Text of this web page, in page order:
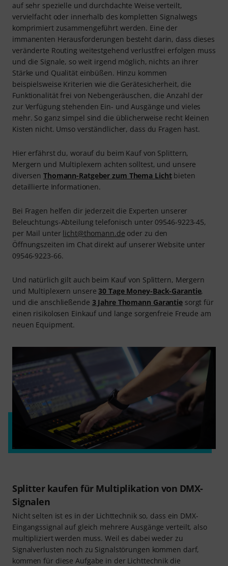
auf sehr spezielle und durchdachte Weise verteilt,
vervielfacht oder innerhalb des kompletten Signalwegs
komprimiert zusammengeführt werden. Eine der
immanenten Herausforderungen besteht darin, dass dieses
veränderte Routing weitestgehend verlustfrei erfolgen muss
und die Signale, so weit irgend möglich, nichts an ihrer
Stärke und Qualität einbüßen. Hinzu kommen
beispielsweise Kriterien wie die Gerätesicherheit, die
Funktionalität frei von Nebengeräuschen, die Anzahl der
zur Verfügung stehenden Ein- und Ausgänge und vieles
mehr. So ganz simpel sind die üblicherweise recht kleinen
Kisten nicht. Umso verständlicher, dass du Fragen hast.
Hier erfährst du, worauf du beim Kauf von Splittern,
Mergern und Multiplexern achten solltest, und unsere
diversenThomann-Ratgeber zum Thema Lichtbieten
detaillierte Informationen.
Bei Fragen helfen dir jederzeit die Experten unserer
Beleuchtungs-Abteilung telefonisch unter 09546-9223-45,
per Mail unter licht@thomann.de oder zu den
Öffnungszeiten im Chat direkt auf unserer Website unter
09546-9223-66.
Und natürlich gilt auch beim Kauf von Splittern, Mergern
und Multiplexern unsere30 Tage Money-Back-Garantie,
und die anschließende 3 Jahre Thomann Garantiesorgt für
einen risikolosen Einkauf und lange sorgenfreie Freude am
neuen Equipment.
Splitter kaufen für Multiplikation von DMX-
Signalen
Nicht selten ist es in der Lichttechnik so, dass ein DMX-
Eingangssignal auf gleich mehrere Ausgänge verteilt, also
multipliziert werden muss. Weil es dabei weder zu
Signalverlusten noch zu Signalstörungen kommen darf,
kommen für diese Aufgabe in der Lichttechnik die